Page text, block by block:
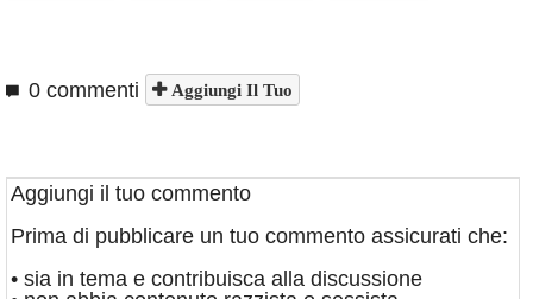
0 commenti Aggiungi Il Tuo
Aggiungi il tuo commento
Prima di pubblicare un tuo commento assicurati che:
• sia in tema e contribuisca alla discussione